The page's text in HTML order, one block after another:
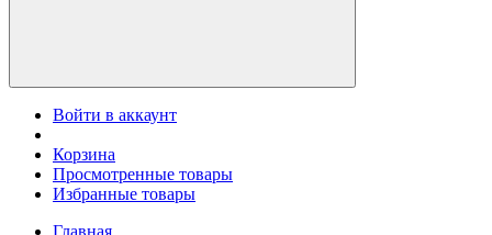
Войти в аккаунт
Корзина
Просмотренные товары
Избранные товары
Главная